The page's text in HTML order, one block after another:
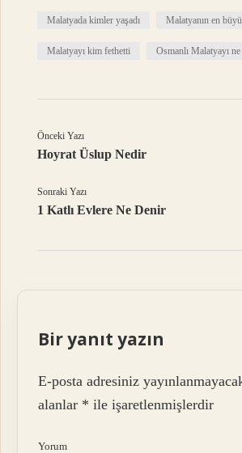
Malatyada kimler yaşadı Malatyanın en
Malatyayı kim fethetti Osmanlı Malatyayı ne
Önceki Yazı
Hoyrat Üslup Nedir
Sonraki Yazı
1 Katlı Evlere Ne Denir
Bir yanıt yazın
E-posta adresiniz
alanlar * ile işaretlenmişlerdir
Yorum